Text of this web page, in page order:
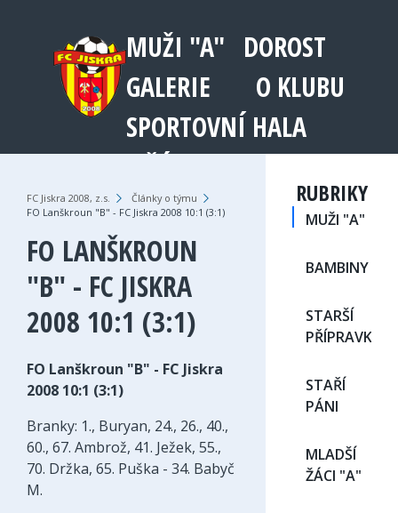
MUŽI "A" DOROST
GALERIE
O KLUBU
SPORTOVNÍ HALA
FC Jiskra 2008, z.s. › Články o týmu ›
FO Lanškroun "B" - FC Jiskra 2008 10:1 (3:1)
FO LANŠKROUN
"B" - FC JISKRA
2008 10:1 (3:1)
FO Lanškroun "B" - FC Jiskra
2008 10:1 (3:1)
Branky: 1., Buryan, 24., 26., 40.,
60., 67. Ambrož, 41. Ježek, 55.,
70. Držka, 65. Puška - 34. Babyč
M.
RUBRIKY
MUŽI "A"
BAMBINY
STARŠÍ
PŘÍPRAVKA
STAŘÍ
PÁNI
MLADŠÍ
ŽÁCI "A"